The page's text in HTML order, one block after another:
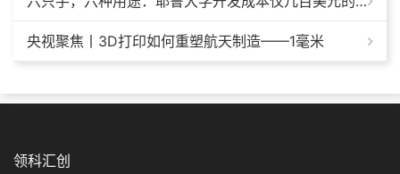
央视聚焦丨3D打印如何重塑航天制造——1毫米
领科汇创